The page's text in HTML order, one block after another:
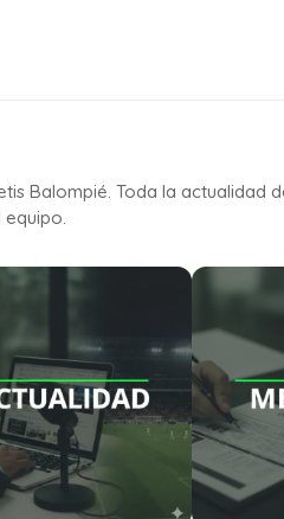
Balompié. Toda la actualidad